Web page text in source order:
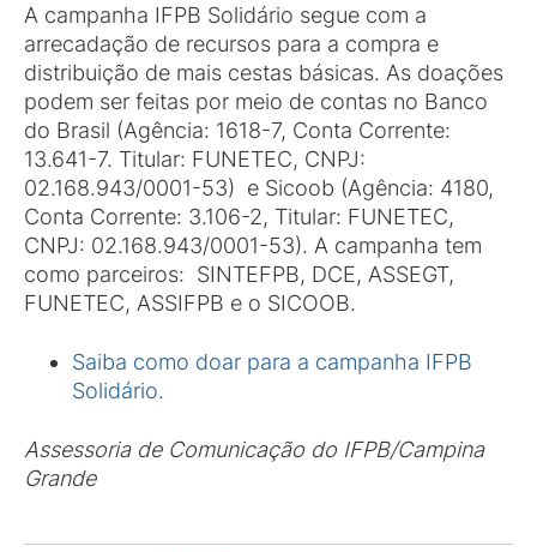
A campanha IFPB Solidário segue com a
arrecadação de recursos para a compra e
distribuição de mais cestas básicas. As doações
podem ser feitas por meio de contas no Banco
do Brasil (Agência: 1618-7, Conta Corrente:
13.641-7. Titular: FUNETEC, CNPJ:
02.168.943/0001-53) e Sicoob (Agência: 4180,
Conta Corrente: 3.106-2, Titular: FUNETEC,
CNPJ: 02.168.943/0001-53). A campanha tem
como parceiros: SINTEFPB, DCE, ASSEGT,
FUNETEC, ASSIFPB e o SICOOB.
Saiba como doar para a campanha IFPB
Solidário.
Assessoria de Comunicação do IFPB/Campina
Grande